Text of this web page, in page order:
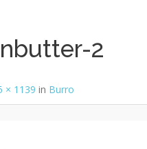
2
× 1139 in Burro